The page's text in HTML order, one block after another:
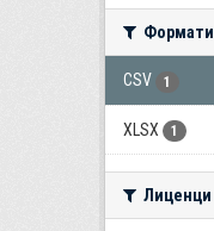
Формати
CSV 1
XLSX 1
Лиценци